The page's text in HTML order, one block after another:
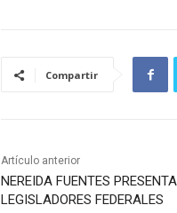
Compartir
Artículo anterior
NEREIDA FUENTES
LEGISLADORES FEDERALES